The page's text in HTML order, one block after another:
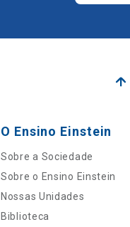
O Ensino Einstein
Sobre a Sociedade
Sobre o Ensino Einstein
Nossas Unidades
Biblioteca